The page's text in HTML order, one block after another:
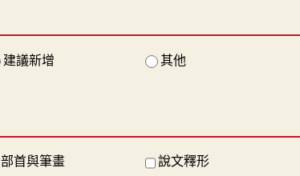
建議新增 其他
部首與筆畫 說文釋形